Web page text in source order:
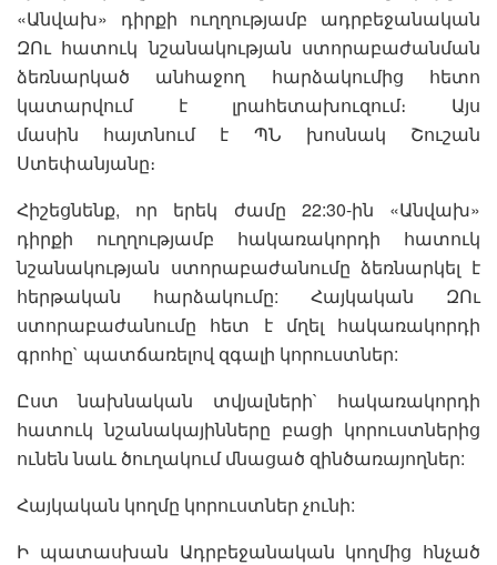
«Անվախ» դիրքի ուղղությամբ ադրբեջանական
ԶՈւ հատուկ նշանակության ստորաբաժանման
ձեռնարկած անհաջող հարձակումից հետո
կատարվում է լրահետախուզում։ Այս
մասին հայտնում է ՊՆ խոսնակ Շուշան
Ստեփանյանը։
Հիշեցնենք, որ երեկ ժամը 22:30-ին «Անվախ»
դիրքի ուղղությամբ հակառակորդի հատուկ
նշանակության ստորաբաժանումը ձեռնարկել է
հերթական հարձակումը: Հայկական ԶՈւ
ստորաբաժանումը հետ է մղել հակառակորդի
գրոհը` պատճառելով զգալի կորուստներ:
Ըստ նախնական տվյալների` հակառակորդի
հատուկ նշանակայինները բացի կորուստներից
ունեն նաև ծուղակում մնացած զինծառայողներ:
Հայկական կողմը կորուստներ չունի:
Ի պատասխան Ադրբեջանական կողմից հնչած